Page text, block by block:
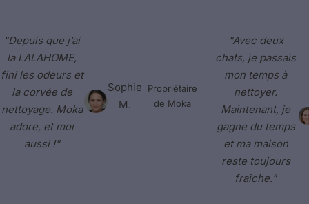
"Depuis que j’ai
la LALAHOME,
fini les odeurs et
la corvée de
nettoyage. Moka
adore, et moi
aussi !"
Sophie
M.
Propriétaire
de Moka
"Avec deux
chats, je passais
mon temps à
nettoyer.
Maintenant, je
gagne du temps
et ma maison
reste toujours
fraîche."